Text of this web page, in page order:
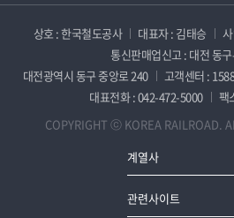
상호 : 한국철도공사 대표자 : 김태승
통신판매업신고 : 대전 동
대전광역시 동구 중앙로 240
고객센터 :
대표전화 : 042-472-5000
팩
COPYRIGHT ⓒ KOREA RAILROAD.
계열사
관련사이트